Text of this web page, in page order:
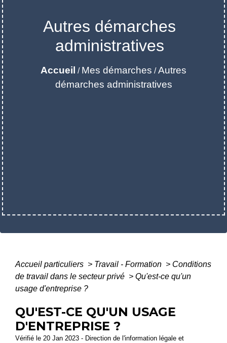
Autres démarches
administratives
Accueil / Mes démarches /Autres
démarches administratives
Accueil particuliers > Travail - Formation > Conditions
de travail dans le secteur privé > Qu'est-ce qu'un
usage d'entreprise ?
QU'EST-CE QU'UN USAGE
D'ENTREPRISE ?
Vérifié le 20 Jan 2023 - Direction de l'information légale et